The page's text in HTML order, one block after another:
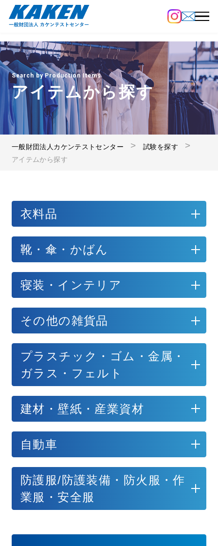
Search by Production Items
アイテムから探す
一般財団法人カケンテストセンター
試験を探す
アイテムから探す
衣料品
靴・傘・かばん
寝装・インテリア
その他の雑貨品
プラスチック・ゴム・金属・
ガラス・フェルト
建材・壁紙・産業資材
自動車
防護服/防護装備・防火服・作
業服・安全服